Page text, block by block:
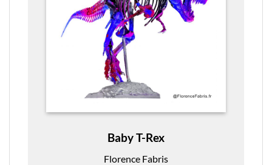
Baby T-Rex
Florence Fabris